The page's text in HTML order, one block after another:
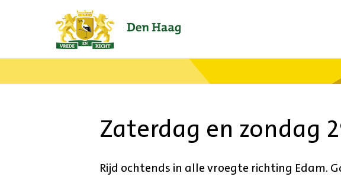
Ga
naar
de
Zaterdag en zondag
Rijd ochtends in alle vroegte richting Edam.